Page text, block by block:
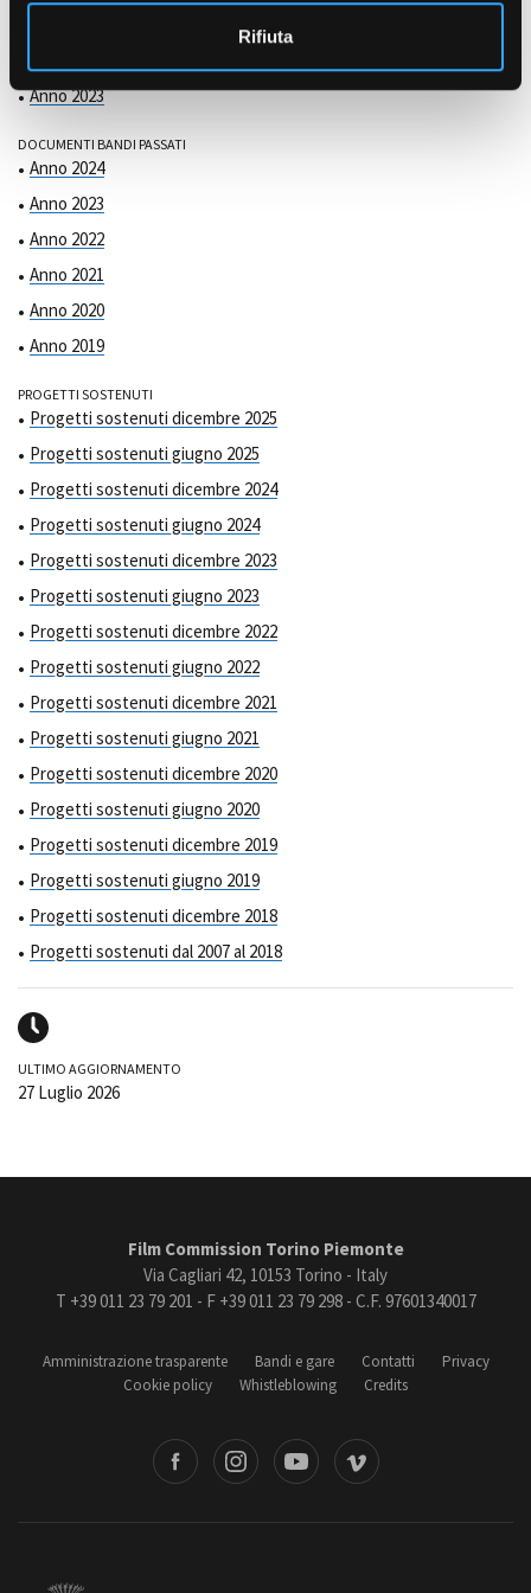
Rifiuta
Anno 2023
DOCUMENTI BANDI PASSATI
Anno 2024
Anno 2023
Anno 2022
Anno 2021
Anno 2020
Anno 2019
PROGETTI SOSTENUTI
Progetti sostenuti dicembre 2025
Progetti sostenuti giugno 2025
Progetti sostenuti dicembre 2024
Progetti sostenuti giugno 2024
Progetti sostenuti dicembre 2023
Progetti sostenuti giugno 2023
Progetti sostenuti dicembre 2022
Progetti sostenuti giugno 2022
Progetti sostenuti dicembre 2021
Progetti sostenuti giugno 2021
Progetti sostenuti dicembre 2020
Progetti sostenuti giugno 2020
Progetti sostenuti dicembre 2019
Progetti sostenuti giugno 2019
Progetti sostenuti dicembre 2018
Progetti sostenuti dal 2007 al 2018
ULTIMO AGGIORNAMENTO
27 Luglio 2026
Film Commission Torino Piemonte
Via Cagliari 42, 10153 Torino - Italy
T +39 011 23 79 201 - F +39 011 23 79 298 - C.F. 97601340017
Amministrazione trasparente Bandi e gare Contatti
Privacy
Cookie policy
Whistleblowing Credits
Vimeo